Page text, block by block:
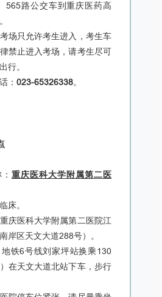
565路公交车到重庆医药高
场只允许考生进入，考生车
禁止进入考场，请考生尽可
行。
：023-65326338。
：重庆医科大学附属第二医
床。
庆医科大学附属第二医院江
岸区天文大道288号）。
铁6号线刘家坪站换乘130
在天文大道北站下车，步行